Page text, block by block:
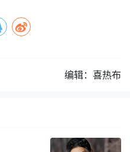
编辑：喜热布